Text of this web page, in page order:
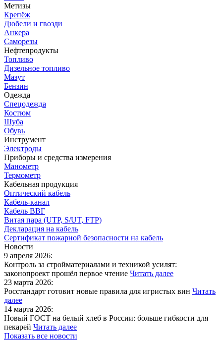
Метизы
Крепёж
Дюбели и гвозди
Анкера
Саморезы
Нефтепродукты
Топливо
Дизельное топливо
Мазут
Бензин
Одежда
Спецодежда
Костюм
Шуба
Обувь
Инструмент
Электроды
Приборы и средства измерения
Манометр
Термометр
Кабельная продукция
Оптический кабель
Кабель-канал
Кабель ВВГ
Витая пара (UTP, S/UT, FTP)
Декларация на кабель
Сертификат пожарной безопасности на кабель
Новости
9 апреля 2026:
Контроль за стройматериалами и техникой усилят:
законопроект прошёл первое чтение Читать далее
23 марта 2026:
Росстандарт готовит новые правила для игристых вин Читать
далее
14 марта 2026:
Новый ГОСТ на белый хлеб в России: больше гибкости для
пекарей Читать далее
Показать все новости